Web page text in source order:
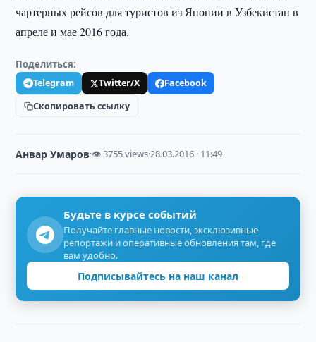
чартерных рейсов для туристов из Японии в Узбекистан в
апреле и мае 2016 года.
Поделиться:
Telegram Twitter/X
Facebook
Скопировать ссылку
Анвар Умаров·👁 3755 views·28.03.2016 · 11:49
Будьте в курсе событий
Получайте главные новости, эксклюзивные
репортажи и оперативные обновления там, где
вам удобно.
Подписывайтесь на наш канал